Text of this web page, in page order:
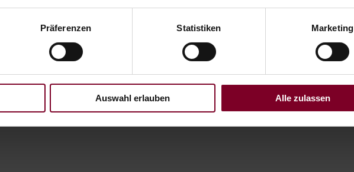
Präferenzen Statistiken Marketing
Auswahl erlauben Alle zulassen
als ein Trend. Es ist eine Architektur- und Gestaltungssprache, die
eckigen, akzentuierten Linienführung zeitlos ist. Setzen Sie mit unseren
Line ästhetische Maßstäbe. Klare Linien. Reduziertes Design. Für